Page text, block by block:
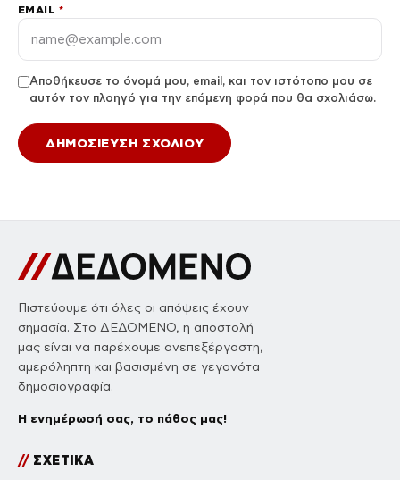
EMAIL *
Αποθήκευσε το όνομά μου, email, και τον ιστότοπο μου σε
αυτόν τον πλοηγό για την επόμενη φορά που θα σχολιάσω.
Πιστεύουμε ότι όλες οι απόψεις έχουν
σημασία. Στο ΔΕΔΟΜΕΝΟ, η αποστολή
μας είναι να παρέχουμε ανεπεξέργαστη,
αμερόληπτη και βασισμένη σε γεγονότα
δημοσιογραφία.
Η ενημέρωσή σας, το πάθος μας!
//ΣΧΕΤΙΚΑ